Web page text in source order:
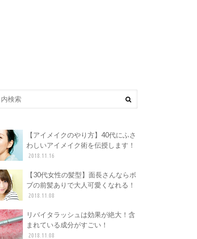
【アイメイクのやり方】40代にふさ
わしいアイメイク術を伝授します！
2018.11.16
【30代女性の髪型】面長さんならボ
ブの前髪ありで大人可愛くなれる！
2018.11.08
リバイタラッシュは効果が絶大！含
まれている成分がすごい！
2018.11.08